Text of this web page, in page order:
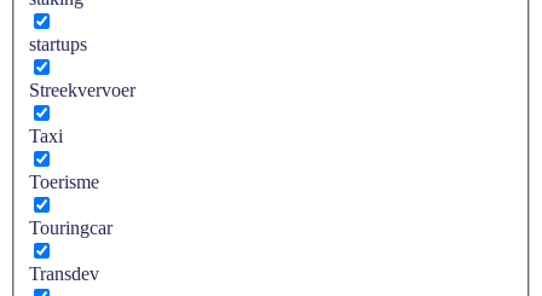
startups
Streekvervoer
Taxi
Toerisme
Touringcar
Transdev